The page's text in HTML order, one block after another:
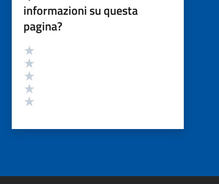
informazioni su questa
pagina?
Valutazione